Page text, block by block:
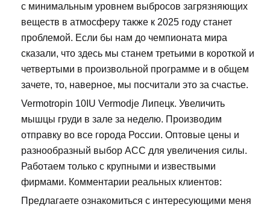
с минимальным уровнем выбросов загрязняющих
веществ в атмосферу также к 2025 году станет
проблемой. Если бы нам до чемпионата мира
сказали, что здесь мы станем третьими в короткой и
четвертыми в произвольной программе и в общем
зачете, то, наверное, мы посчитали это за счастье.
Vermotropin 10IU Vermodje Липецк. Увеличить
мышцы груди в зале за неделю. Производим
отправку во все города России. Оптовые цены и
разнообразный выбор ACC для увеличения силы.
Работаем только с крупными и извествыми
фирмами. Комментарии реальных клиентов:
Предлагаете ознакомиться с интересующими меня